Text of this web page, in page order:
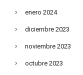
enero 2024
diciembre 2023
noviembre 2023
octubre 2023